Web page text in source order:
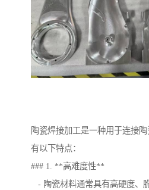
陶瓷焊接加工是一种用于连接
有以下特点：
### 1. **高难度性**
- 陶瓷材料通常具有高硬度、